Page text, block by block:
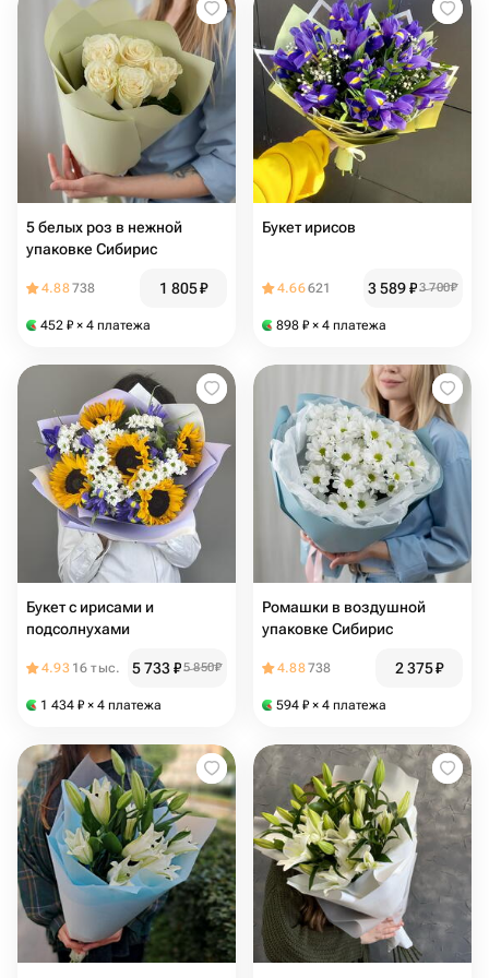
5 белых роз в нежной
упаковке Сибирис
4.88738 1 805₽
452 ₽ × 4 платежа
Букет ирисов
4.66621 3 589₽3 700₽
898 ₽ × 4 платежа
Букет с ирисами и
подсолнухами
4.93 16 тыс. 5 733₽5 850₽
1 434 ₽ × 4 платежа
Ромашки в воздушной
упаковке Сибирис
4.88738 2 375₽
594 ₽ × 4 платежа